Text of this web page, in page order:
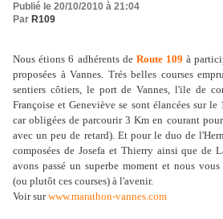
Publié le 20/10/2010 à 21:04
Par R109
Nous étions 6 adhérents de Route 109 à
proposées à Vannes. Trés belles courses
sentiers côtiers, le port de Vannes, l'ile de
Françoise et Geneviève se sont élancées sur
car obligées de parcourir 3 Km en courant
avec un peu de retard). Et pour le duo de
composées de Josefa et Thierry ainsi que de
avons passé un superbe moment et nous
(ou plutôt ces courses) à l'avenir.
Voir surwww.marathon-vannes.com